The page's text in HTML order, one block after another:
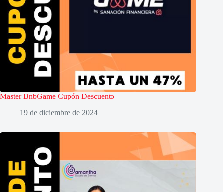
Master BnbGame Cupón Descuento
19 de diciembre de 2024